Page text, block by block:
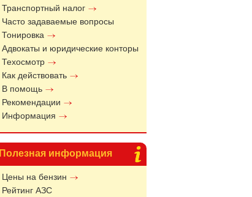
Транспортный налог
Часто задаваемые вопросы
Тонировка
Адвокаты и юридические конторы
Техосмотр
Как действовать
В помощь
Рекомендации
Информация
Полезная информация
Цены на бензин
Рейтинг АЗС